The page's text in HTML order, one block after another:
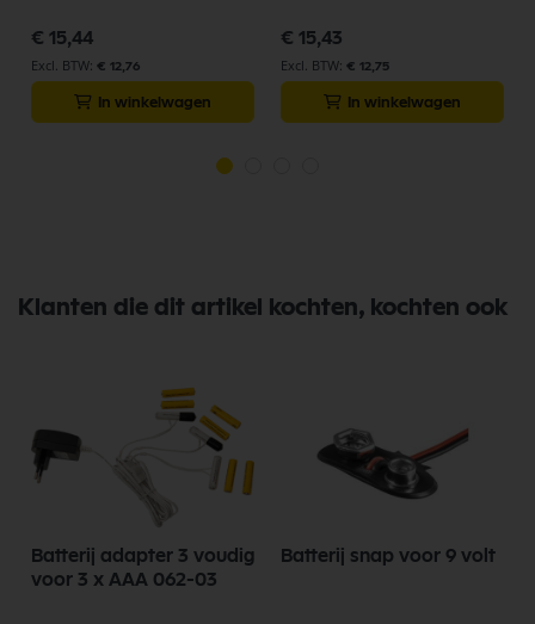
€ 15,44
€ 12,76
In winkelwagen
€ 15,43
€ 12,75
In winkelwagen
Klanten die dit artikel kochten, kochten ook
Batterij adapter 3 voudig
voor 3 x AAA 062-03
Batterij snap voor 9 volt